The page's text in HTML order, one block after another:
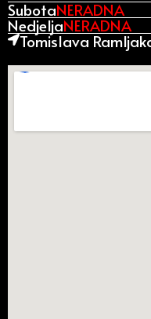
SubotaNERADNA
NedjeljaNERADNA
Tomislava